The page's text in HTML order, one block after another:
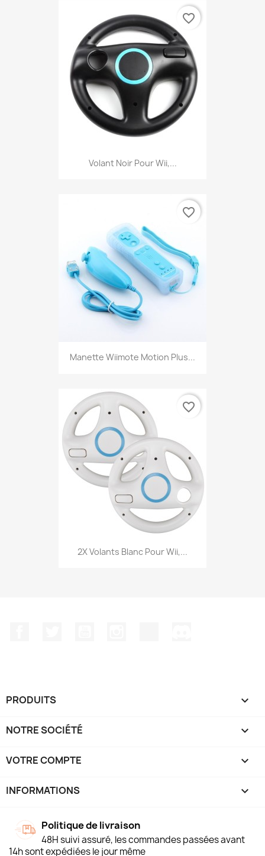
Volant Noir Pour Wii,...
favorite_border
Manette Wiimote Motion Plus...
favorite_border
2X Volants Blanc Pour Wii,...
favorite_border
PRODUITS 
NOTRE SOCIÉTÉ 
VOTRE COMPTE 
INFORMATIONS keyboard_arrow_down
Politique de livraison
48H suivi assuré, les commandes passées avant
14h sont expédiées le jour même